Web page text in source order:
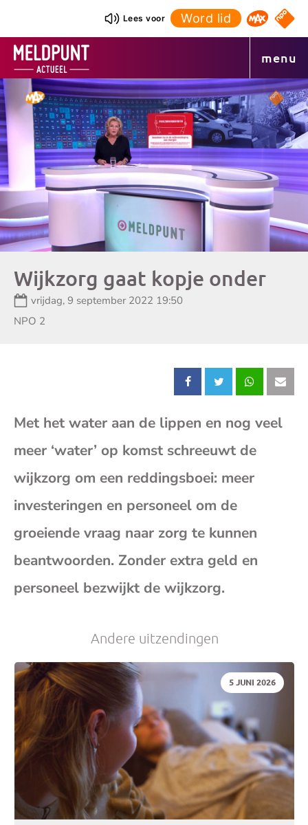
inhoud
Lees voor Word lid Omroep
NPO
menu
Wijkzorg gaat kopje onder
Datum:
vrijdag, 9 september 2022 19:50
Zender:
NPO 2
Deel
dit
bericht
op
Facebook
Deel
dit
bericht
op
X
Deel
dit
Met het water aan de lippen en nog veel
meer ‘water’ op komst schreeuwt de
wijkzorg om een reddingsboei: meer
investeringen en personeel om de
groeiende vraag naar zorg te kunnen
beantwoorden. Zonder extra geld en
personeel bezwijkt de wijkzorg.
Andere uitzendingen
DATUM:
5 JUNI 2026